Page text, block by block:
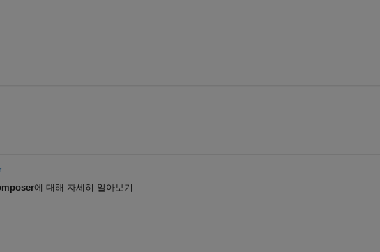
에 대해 자세히 알아보기